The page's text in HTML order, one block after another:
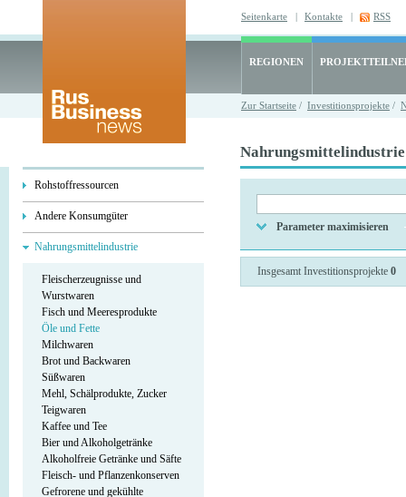
Seitenkarte | Kontakte | RSS
REGIONEN
Zur Startseite / Investitionsprojekte /
Rohstoffressourcen
Andere Konsumgüter
Nahrungsmittelindustrie
Fleischerzeugnisse und
Wurstwaren
Fisch und Meeresprodukte
Öle und Fette
Milchwaren
Brot und Backwaren
Süßwaren
Mehl, Schälprodukte, Zucker
Teigwaren
Kaffee und Tee
Bier und Alkoholgetränke
Alkoholfreie Getränke und Säfte
Fleisch- und Pflanzenkonserven
Gefrorene und gekühlte
Nahrungsmittelindustrie
Parameter maximisieren
Insgesamt Investitionsprojekte 0